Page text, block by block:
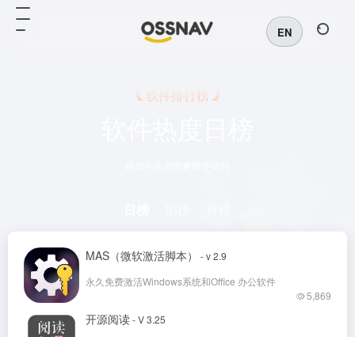
EN
软件排行榜
MAS（微软激活脚本）
- v 2.9
永久免费激活Windows系统和Office 办公软件
5,869
开源阅读- V 3.25